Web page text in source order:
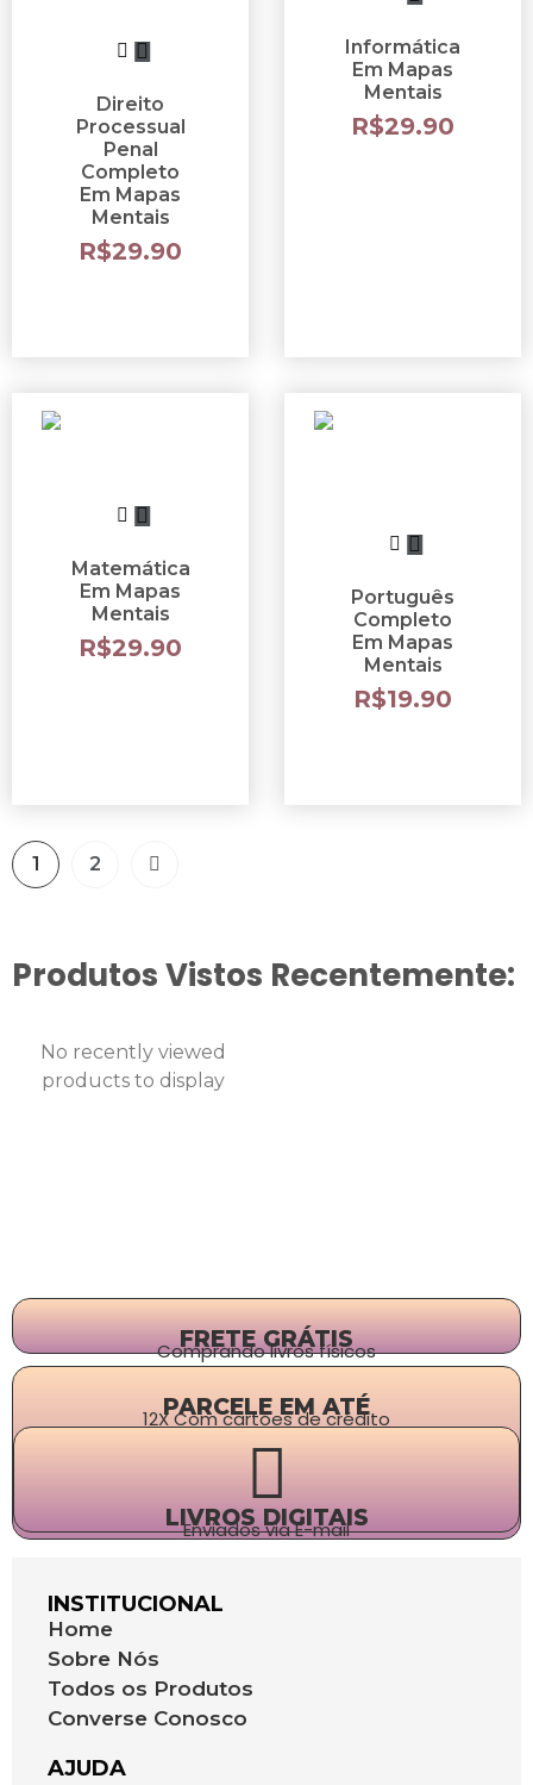
Direito
Processual
Penal
Completo
Em Mapas
Mentais
R$29.90
Informática
Em Mapas
Mentais
R$29.90
Matemática
Em Mapas
Mentais
R$29.90
Português
Completo
Em Mapas
Mentais
R$19.90
1 2
Produtos Vistos Recentemente:
No recently viewed
products to display
FRETE GRÁTIS
Comprando livros físicos
PARCELE EM ATÉ
12X Com cartões de crédito
LIVROS DIGITAIS
Enviados via E-mail
INSTITUCIONAL
Home
Sobre Nós
Todos os Produtos
Converse Conosco
AJUDA